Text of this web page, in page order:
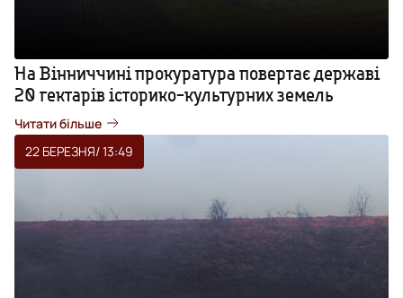
На Вінниччині прокуратура повертає державі
20 гектарів історико-культурних земель
Читати більше
22 БЕРЕЗНЯ/ 13:49